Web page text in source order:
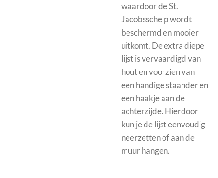
waardoor de St.
Jacobsschelp wordt
beschermd en mooier
uitkomt. De extra diepe
lijst is vervaardigd van
hout en voorzien van
een handige staander en
een haakje aan de
achterzijde. Hierdoor
kun je de lijst eenvoudig
neerzetten of aan de
muur hangen.